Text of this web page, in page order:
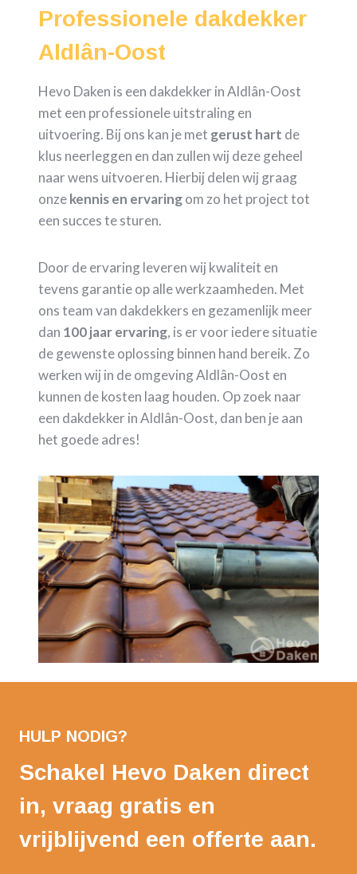
Professionele dakdekker
Aldlân-Oost
Hevo Daken is een dakdekker in Aldlân-Oost
met een professionele uitstraling en
uitvoering. Bij ons kan je met gerust hart de
klus neerleggen en dan zullen wij deze geheel
naar wens uitvoeren. Hierbij delen wij graag
onzekennis en ervaringom zo het project tot
een succes te sturen.
Door de ervaring leveren wij kwaliteit en
tevens garantie op alle werkzaamheden. Met
ons team van dakdekkers en gezamenlijk meer
dan 100 jaar ervaring, is er voor iedere situatie
de gewenste oplossing binnen hand bereik. Zo
werken wij in de omgeving Aldlân-Oost en
kunnen de kosten laag houden. Op zoek naar
een dakdekker in Aldlân-Oost, dan ben je aan
het goede adres!
HULP NODIG?
Schakel Hevo Daken direct
in, vraag gratis en
vrijblijvend een offerte aan.